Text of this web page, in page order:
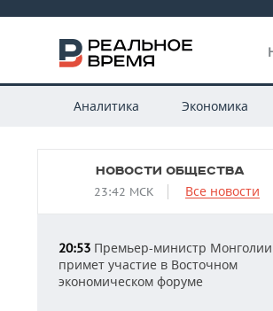
Аналитика Экономика
НОВОСТИ ОБЩЕСТВА
23:42 МСК Все новости
20:53 Премьер-министр Монголии
примет участие в Восточном
экономическом форуме